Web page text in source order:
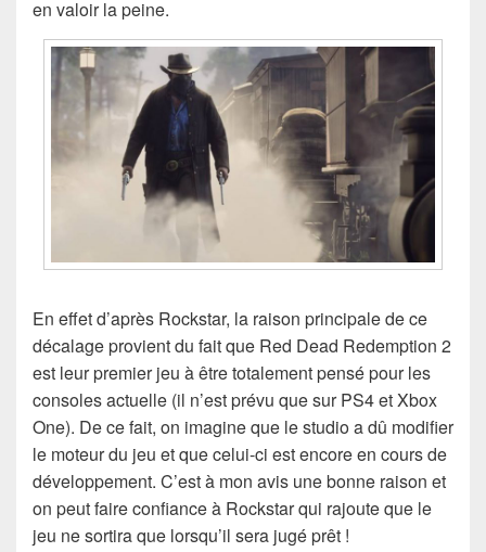
en valoir la peine.
En effet d’après Rockstar, la raison principale de ce
décalage provient du fait que Red Dead Redemption 2
est leur premier jeu à être totalement pensé pour les
consoles actuelle (il n’est prévu que sur PS4 et Xbox
One). De ce fait, on imagine que le studio a dû modifier
le moteur du jeu et que celui-ci est encore en cours de
développement. C’est à mon avis une bonne raison et
on peut faire confiance à Rockstar qui rajoute que le
jeu ne sortira que lorsqu’il sera jugé prêt !